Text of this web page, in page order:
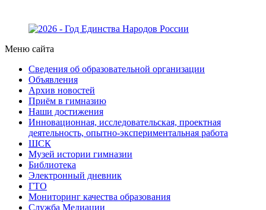
Меню сайта
Сведения об образовательной организации
Объявления
Архив новостей
Приём в гимназию
Наши достижения
Инновационная, исследовательская, проектная
деятельность, опытно-экспериментальная работа
ШСК
Музей истории гимназии
Библиотека
Электронный дневник
ГТО
Мониторинг качества образования
Служба Медиации